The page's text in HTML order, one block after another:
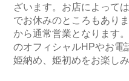
ざいます。お店によって
でお休みのところもあり
から通常営業となります
のオフィシャルHPやお電
姫納め、姫初めをお楽し